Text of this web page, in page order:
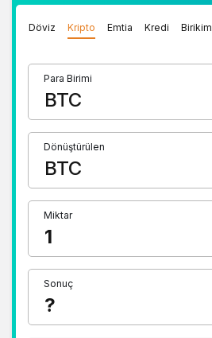
Döviz Kripto Emtia Kredi Birikim
Para Birimi
Dönüştürülen
Miktar
Sonuç